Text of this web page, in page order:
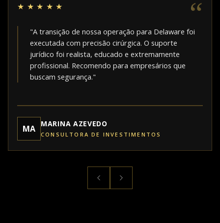
★★★★★ “
"A transição de nossa operação para Delaware foi
executada com precisão cirúrgica. O suporte
jurídico foi realista, educado e extremamente
profissional. Recomendo para empresários que
buscam segurança."
MA MARINA AZEVEDO
CONSULTORA DE INVESTIMENTOS